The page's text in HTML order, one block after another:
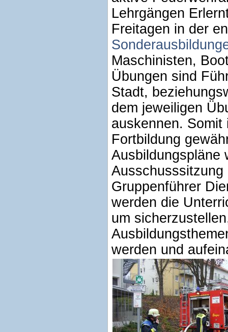
Lehrgängen
Freitagen in der
Maschinisten,
Übungen sind
Stadt,
dem jeweiligen
auskennen.
Fortbildung
Ausbildungspläne
Gruppenführer
werden die
um
werden und